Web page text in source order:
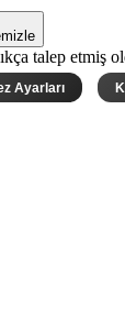
talep etmiş
Ayarları